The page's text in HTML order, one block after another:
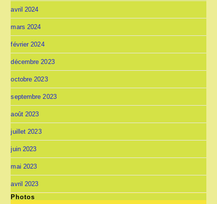
avril 2024
mars 2024
février 2024
décembre 2023
octobre 2023
septembre 2023
août 2023
juillet 2023
juin 2023
mai 2023
avril 2023
Photos